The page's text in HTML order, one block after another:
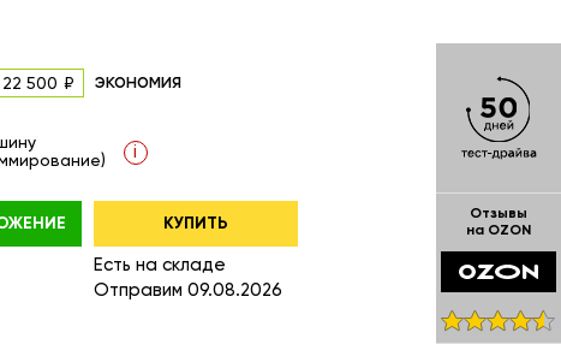
22 500 экономия
i
КУПИТЬ
Есть на складе
Отправим 09.08.2026
Отзывы
на OZON